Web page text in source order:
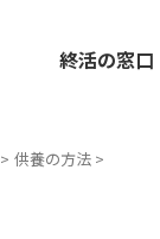
終活の窓口
> 供養の方法 >